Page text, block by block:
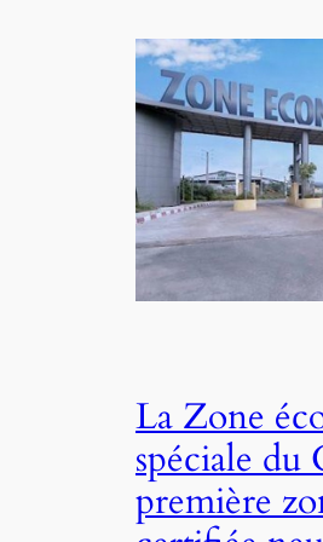
La Zone
spéciale du
première